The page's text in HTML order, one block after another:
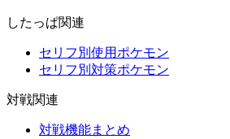
したっぱ関連
セリフ別使用ポケモン
セリフ別対策ポケモン
対戦関連
対戦機能まとめ